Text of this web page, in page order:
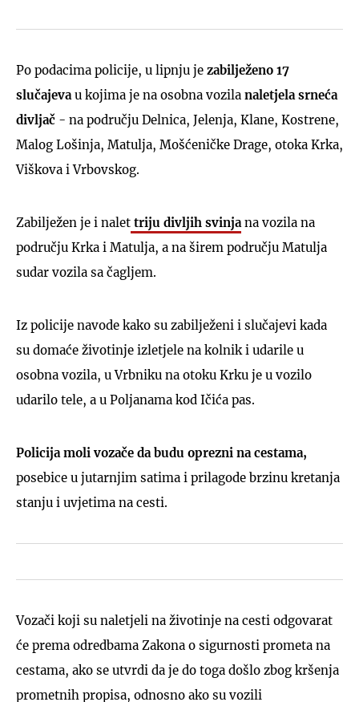
Po podacima policije, u lipnju je zabilježeno 17
slučajeva u kojima je na osobna vozila naletjela srneća
divljač - na području Delnica, Jelenja, Klane, Kostrene,
Malog Lošinja, Matulja, Mošćeničke Drage, otoka Krka,
Viškova i Vrbovskog.
Zabilježen je i nalet triju divljih svinja na vozila na
području Krka i Matulja, a na širem području Matulja
sudar vozila sa čagljem.
Iz policije navode kako su zabilježeni i slučajevi kada
su domaće životinje izletjele na kolnik i udarile u
osobna vozila, u Vrbniku na otoku Krku je u vozilo
udarilo tele, a u Poljanama kod Ičića pas.
Policija moli vozače da budu oprezni na cestama,
posebice u jutarnjim satima i prilagode brzinu kretanja
stanju i uvjetima na cesti.
Vozači koji su naletjeli na životinje na cesti odgovarat
će prema odredbama Zakona o sigurnosti prometa na
cestama, ako se utvrdi da je do toga došlo zbog kršenja
prometnih propisa, odnosno ako su vozili